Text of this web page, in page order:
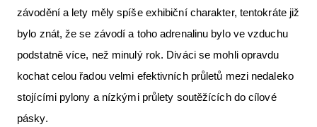
závodění a lety měly spíše exhibiční charakter, tentokráte již
bylo znát, že se závodí a toho adrenalinu bylo ve vzduchu
podstatně více, než minulý rok. Diváci se mohli opravdu
kochat celou řadou velmi efektivních průletů mezi nedaleko
stojícími pylony a nízkými průlety soutěžících do cílové
pásky.